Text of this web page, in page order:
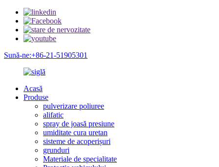
Sună-ne:+86-21-51905301
Acasă
Produse
pulverizare poliuree
alifatic
spray de joasă presiune
umiditate cura uretan
sisteme de acoperișuri
grunduri
Materiale de specialitate